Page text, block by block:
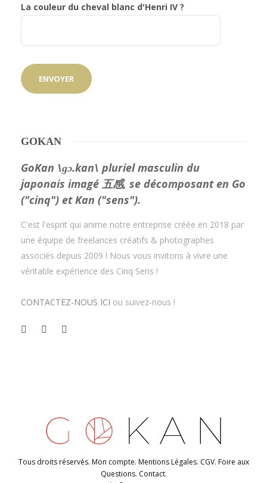
La couleur du cheval blanc d'Henri IV ?
GOKAN
GoKan \ɡɔ.kan\ pluriel masculin du
japonais imagé 五感, se décomposant en Go
("cinq") et Kan ("sens").
C'est l'esprit qui anime notre entreprise créée en 2018 par
une équipe de freelances créatifs & photographes
associés depuis 2009 ! Nous vous invitons à vivre une
véritable expérience des Cinq Sens !
CONTACTEZ-NOUS ICI ou suivez-nous !
Tous droits réservés. Mon compte. Mentions Légales. CGV. Foire aux
Questions. Contact.